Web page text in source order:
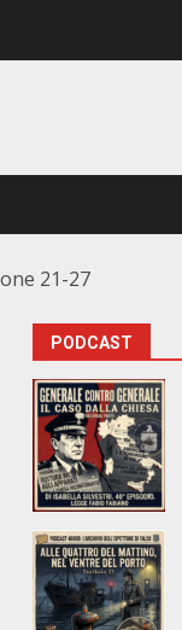
21-27
PODCAST